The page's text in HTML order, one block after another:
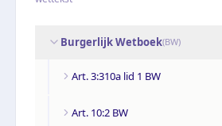
Burgerlijk Wetboek(BW)
Art. 3:310a lid 1 BW
Art. 10:2 BW